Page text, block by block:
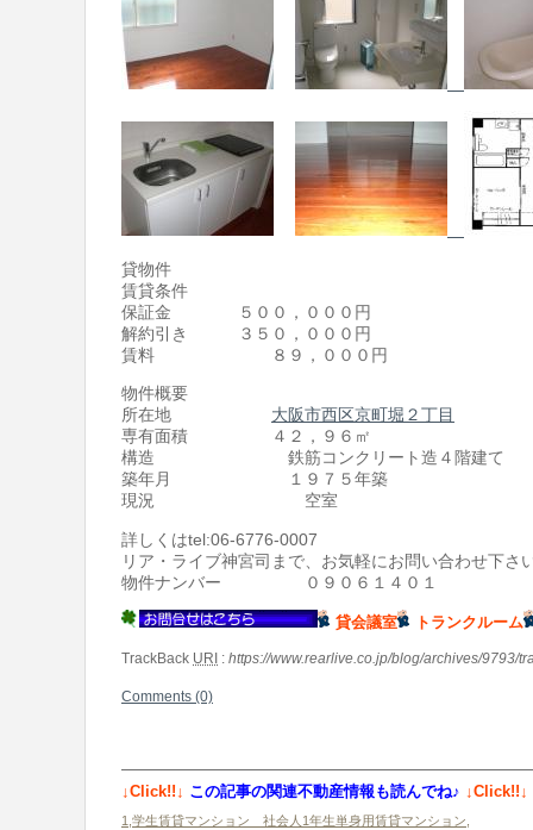
貸物件
賃貸条件
保証金 ５００，０００円
解約引き ３５０，０００円
賃料 ８９，０００円
物件概要
所在地 大阪市西区京町堀２丁目
専有面積 ４２，９６㎡
構造 鉄筋コンクリート造４階建て
築年月 １９７５年築
現況 空室
詳しくはtel:06-6776-0007
リア・ライブ神宮司まで、お気軽にお問い合わせ下さい
物件ナンバー ０９０６１４０１
貸会議室 トランクルーム
TrackBack URI : https://www.rearlive.co.jp/blog/archives/9793/
Comments (0)
↓Click!!↓ この記事の関連不動産情報も読んでね♪ ↓Click!!↓
1,学生賃貸マンション 社会人1年生単身用賃貸マンション,